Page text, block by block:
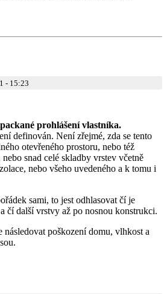
- 15:23
prohlášení vlastníka.
definován. Není zřejmé, zda se tento
otevřeného prostoru, nebo též
snad celé skladby vrstev včetně
nebo všeho uvedeného a k tomu i
sami, to jest odhlasovat čí je
čí další vrstvy až po nosnou konstrukci.
následovat poškození domu, vlhkost a